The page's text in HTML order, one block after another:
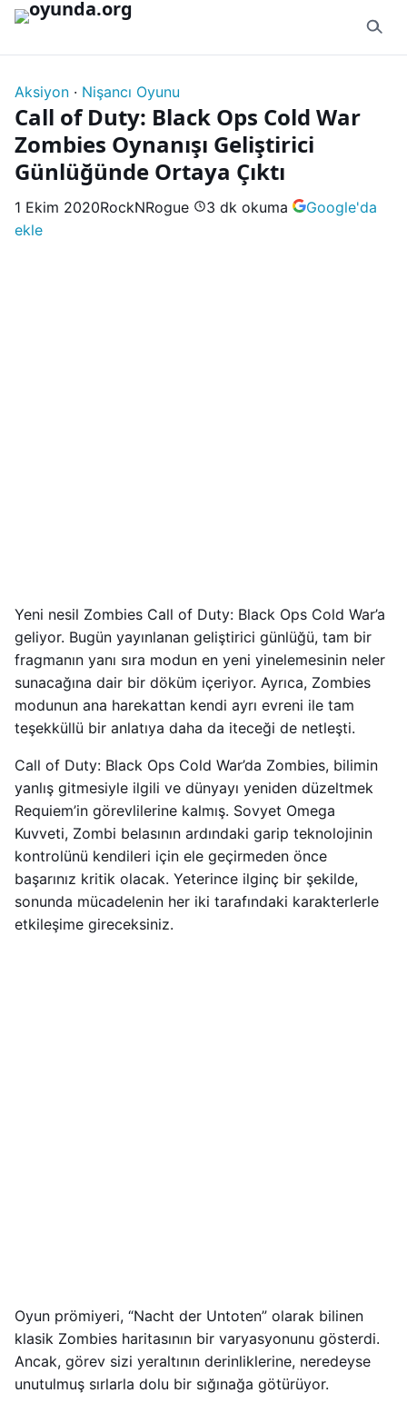
İçeriğe geç
Aksiyon · Nişancı Oyunu
Call of Duty: Black Ops Cold War
Zombies Oynanışı Geliştirici
Günlüğünde Ortaya Çıktı
1 Ekim 2020RockNRogue 3 dk okuma
Google'da
ekle
Yeni nesil Zombies Call of Duty: Black Ops Cold War’a
geliyor. Bugün yayınlanan geliştirici günlüğü, tam bir
fragmanın yanı sıra modun en yeni yinelemesinin neler
sunacağına dair bir döküm içeriyor. Ayrıca, Zombies
modunun ana harekattan kendi ayrı evreni ile tam
teşekküllü bir anlatıya daha da iteceği de netleşti.
Call of Duty: Black Ops Cold War’da Zombies, bilimin
yanlış gitmesiyle ilgili ve dünyayı yeniden düzeltmek
Requiem’in görevlilerine kalmış. Sovyet Omega
Kuvveti, Zombi belasının ardındaki garip teknolojinin
kontrolünü kendileri için ele geçirmeden önce
başarınız kritik olacak. Yeterince ilginç bir şekilde,
sonunda mücadelenin her iki tarafındaki karakterlerle
etkileşime gireceksiniz.
Oyun prömiyeri, “Nacht der Untoten” olarak bilinen
klasik Zombies haritasının bir varyasyonunu gösterdi.
Ancak, görev sizi yeraltının derinliklerine, neredeyse
unutulmuş sırlarla dolu bir sığınağa götürüyor.